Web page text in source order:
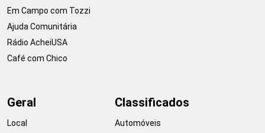
Em Campo com Tozzi
Ajuda Comunitária
Rádio AcheiUSA
Café com Chico
Geral
Local
Classificados
Automóveis